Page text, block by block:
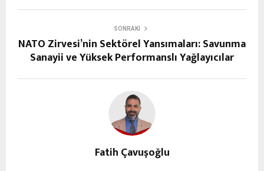
SONRAKI
NATO Zirvesi’nin Sektörel Yansımaları: Savunma
Sanayii ve Yüksek Performanslı Yağlayıcılar
Fatih Çavuşoğlu